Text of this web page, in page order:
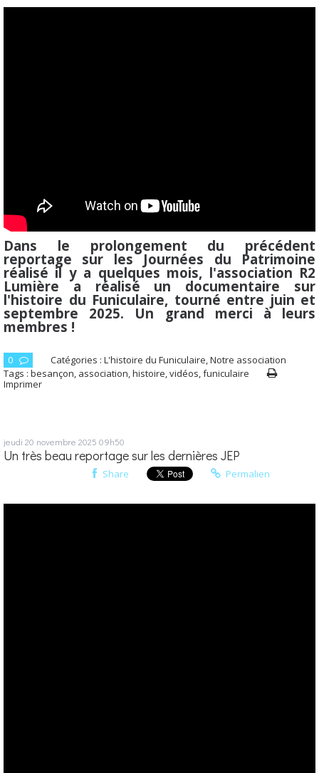
Dans le prolongement du précédent
reportage sur les Journées du Patrimoine
réalisé il y a quelques mois, l'association R2
Lumière a réalisé un documentaire sur
l'histoire du Funiculaire, tourné entre juin et
septembre 2025. Un grand merci à leurs
membres !
0 Catégories : L'histoire du Funiculaire,Notre association
Tags : besançon, association,histoire,vidéos,funiculaire
Imprimer
jeudi 20 novembre 2025 09h50
Un très beau reportage sur les dernières JEP
Share Permalien